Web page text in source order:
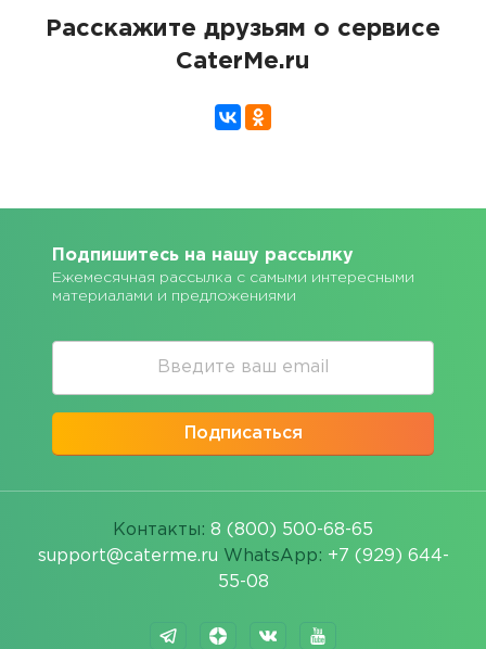
Расскажите друзьям о сервисе
CaterMe.ru
Подпишитесь на нашу рассылку
Ежемесячная рассылка с самыми интересными
материалами и предложениями
Подписаться
Контакты: 8 (800) 500-68-65
support@caterme.ru WhatsApp: +7 (929) 644-
55-08